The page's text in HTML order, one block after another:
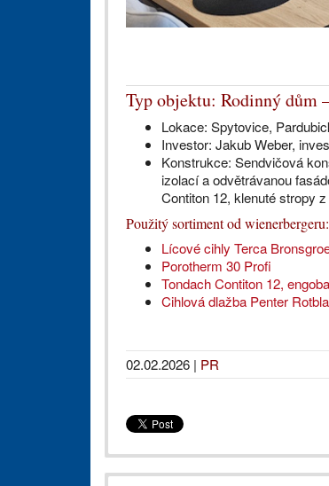
Typ objektu: Rodinný dům
Lokace: Spytovice,
Investor: Jakub Weber,
Konstrukce: Sendvičová
izolací a odvětrávanou
Contiton 12, klenuté stropy
Použitý sortiment od wienerbergeru:
Lícové cihly Terca
Porotherm 30 Profi
Tondach Contiton 12,
Cihlová dlažba Penter
02.02.2026 | PR